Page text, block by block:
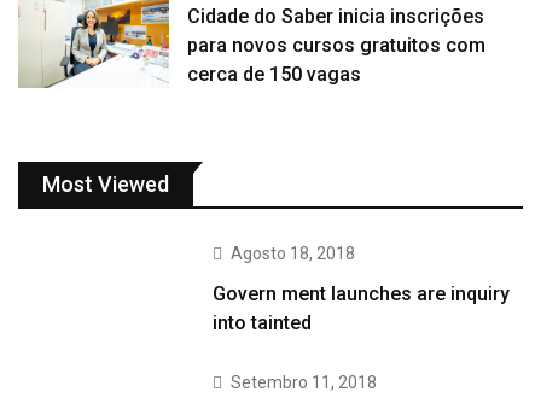
Cidade do Saber inicia inscrições
para novos cursos gratuitos com
cerca de 150 vagas
Most Viewed
Agosto 18, 2018
Govern ment launches are inquiry
into tainted
Setembro 11, 2018